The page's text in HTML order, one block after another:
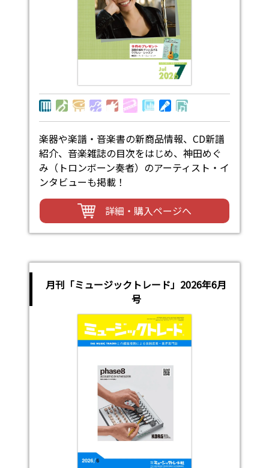
楽器や楽譜・音楽書の新商品情報、CD新譜
紹介、音楽雑誌の目次をはじめ、神田めぐ
み（トロンボーン奏者）のアーティスト・イ
ンタビューも掲載！
詳細・購入ページへ
月刊「ミュージックトレード」2026年6月
号